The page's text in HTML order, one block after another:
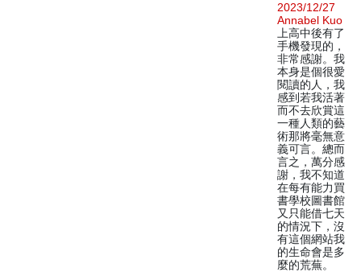
2023/12/27
Annabel Kuo
上高中後有了
手機發現的，
非常感謝。我
本身是個很愛
閱讀的人，我
感到若我活著
而不去欣賞這
一種人類的藝
術那將毫無意
義可言。總而
言之，萬分感
謝，我不知道
在每有能力買
書學校圖書館
又只能借七天
的情況下，沒
有這個網站我
的生命會是多
麼的荒蕪。